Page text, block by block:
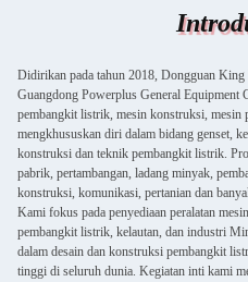
Didirikan pada tahun 2018, Dongguan
Guangdong Powerplus General Equipment
pembangkit listrik, mesin konstruksi, mesin
mengkhususkan diri dalam bidang genset,
konstruksi dan teknik pembangkit listrik.
pabrik, pertambangan, ladang minyak,
konstruksi, komunikasi, pertanian dan
Kami fokus pada penyediaan peralatan
pembangkit listrik, kelautan, dan industri
dalam desain dan konstruksi pembangkit
tinggi di seluruh dunia. Kegiatan inti kami